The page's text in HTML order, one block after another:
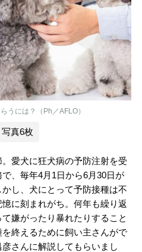
うには？（Ph／AFLO）
写真6枚
愛犬に狂犬病の予防注射を受
、毎年4月1日から6月30日が
し、犬にとって予防接種は不
に刻まれがち。何年も繰り返
嫌がったり暴れたりすること
終えるために飼い主さんがで
さんに解説してもらいまし